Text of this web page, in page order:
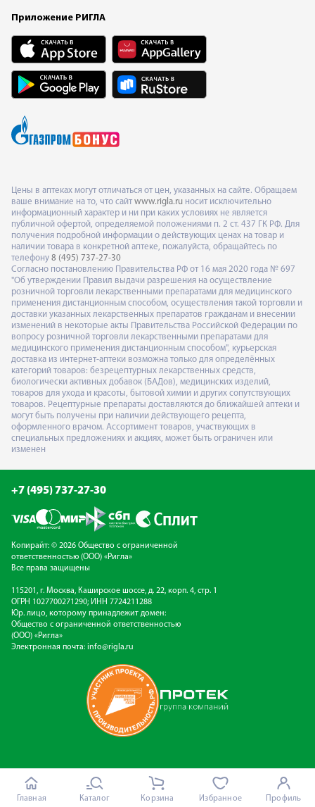
Приложение РИГЛА
Цены в аптеках могут отличаться от цен, указанных на сайте. Обращаем
ваше внимание на то, что сайт www.rigla.ru носит исключительно
информационный характер и ни при каких условиях не является
публичной офертой, определяемой положениями п. 2 ст. 437 ГК РФ. Для
получения подробной информации о действующих ценах на товар и
наличии товара в конкретной аптеке, пожалуйста, обращайтесь по
телефону 8 (495) 737-27-30
Согласно постановлению Правительства РФ от 16 мая 2020 года № 697
"Об утверждении Правил выдачи разрешения на осуществление
розничной торговли лекарственными препаратами для медицинского
применения дистанционным способом, осуществления такой торговли и
доставки указанных лекарственных препаратов гражданам и внесении
изменений в некоторые акты Правительства Российской Федерации по
вопросу розничной торговли лекарственными препаратами для
медицинского применения дистанционным способом", курьерская
доставка из интернет-аптеки возможна только для определённых
категорий товаров: безрецептурных лекарственных средств,
биологически активных добавок (БАДов), медицинских изделий,
товаров для ухода и красоты, бытовой химии и других сопутствующих
товаров. Рецептурные препараты доставляются до ближайшей аптеки и
могут быть получены при наличии действующего рецепта,
оформленного врачом. Ассортимент товаров, участвующих в
специальных предложениях и акциях, может быть ограничен или
изменен
+7 (495) 737-27-30
Копирайт: © 2026 Общество с ограниченной
ответственностью (ООО) «Ригла»
Все права защищены
115201, г. Москва, Каширское шоссе, д. 22, корп. 4, стр. 1
ОГРН 1027700271290; ИНН 7724211288
Юр. лицо, которому принадлежит домен:
Общество с ограниченной ответственностью
(ООО) «Ригла»
Электронная почта: info@rigla.ru
Главная Каталог Корзина Избранное Профиль